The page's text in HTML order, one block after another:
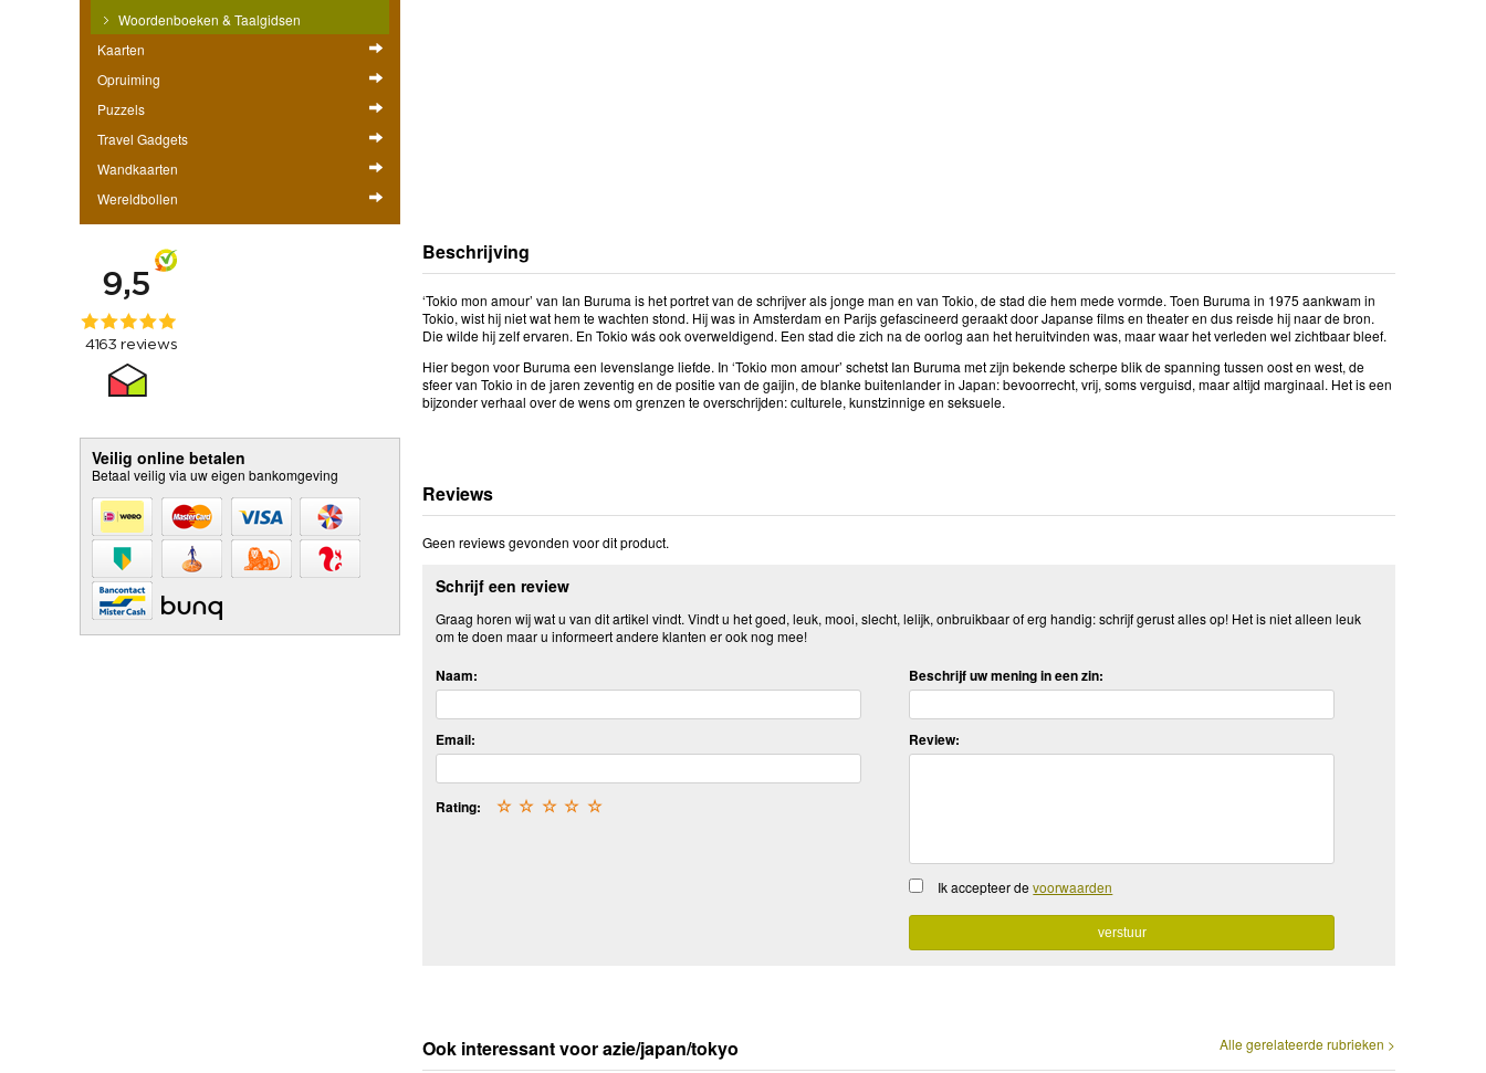
Woordenboeken & Taalgidsen
Kaarten
Opruiming
Puzzels
Travel Gadgets
Wandkaarten
Wereldbollen
Veilig online betalen
Betaal veilig via uw eigen bankomgeving
Beschrijving
‘Tokio mon amour’ van Ian Buruma is het portret van de schrijver als jonge man en van Tokio, de stad die hem mede vormde. Toen Buruma in 1975 aankwam in
Tokio, wist hij niet wat hem te wachten stond. Hij was in Amsterdam en Parijs gefascineerd geraakt door Japanse films en theater en dus reisde hij naar de bron.
Die wilde hij zelf ervaren. En Tokio wás ook overweldigend. Een stad die zich na de oorlog aan het heruitvinden was, maar waar het verleden wel zichtbaar bleef.
Hier begon voor Buruma een levenslange liefde. In ‘Tokio mon amour’ schetst Ian Buruma met zijn bekende scherpe blik de spanning tussen oost en west, de
sfeer van Tokio in de jaren zeventig en de positie van de gaijin, de blanke buitenlander in Japan: bevoorrecht, vrij, soms verguisd, maar altijd marginaal. Het is een
bijzonder verhaal over de wens om grenzen te overschrijden: culturele, kunstzinnige en seksuele.
Reviews
Geen reviews gevonden voor dit product.
Schrijf een review
Graag horen wij wat u van dit artikel vindt. Vindt u het goed, leuk, mooi, slecht, lelijk, onbruikbaar of erg handig: schrijf gerust alles op! Het is niet alleen leuk
om te doen maar u informeert andere klanten er ook nog mee!
Naam:
Email:
Rating: ☆
☆
☆
☆
☆
Beschrijf uw mening in een zin:
Review:
Ik accepteer devoorwaarden
Alle gerelateerde rubrieken >
Ook interessant voor azie/japan/tokyo